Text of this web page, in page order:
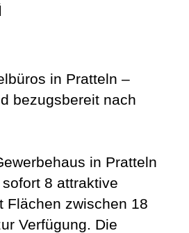
in Pratteln –
bezugsbereit nach
in Pratteln
8 attraktive
Flächen zwischen 18
Verfügung. Die